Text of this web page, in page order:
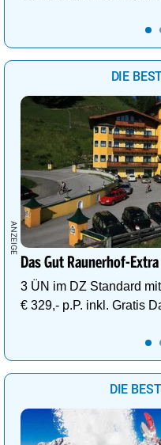
DIE
Das Gut Raunerhof-Extra
3 ÜN im DZ Standard
€ 329,- p.P. inkl. Gratis
DIE